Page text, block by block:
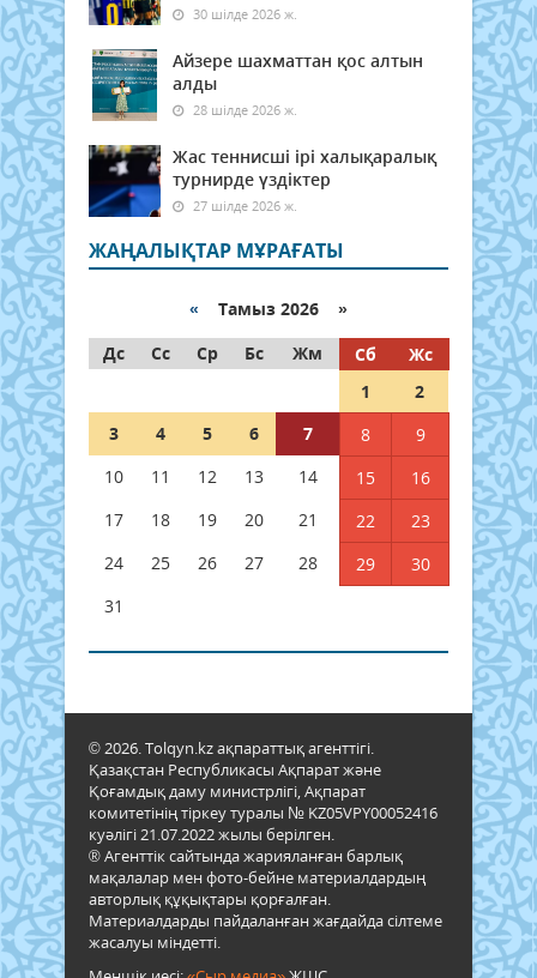
30 шілде 2026 ж.
Айзере шахматтан қос алтын
алды
28 шілде 2026 ж.
Жас теннисші ірі халықаралық
турнирде үздіктер
27 шілде 2026 ж.
ЖАҢАЛЫҚТАР МҰРАҒАТЫ
« Тамыз 2026 »
Дс
Сс Ср Бс Жм Сб
Жс
1
2
3
4 5 6 7 8
9
10
11 12 13 14 15
16
17
18 19 20 21 22
23
24
25 26 27 28 29
30
31
© 2026. Tolqyn.kz ақпараттық агенттігі.
Қазақстан Республикасы Ақпарат және
Қоғамдық даму министрлігі, Ақпарат
комитетінің тіркеу туралы № KZ05VPY00052416
куәлігі 21.07.2022 жылы берілген.
® Агенттік сайтында жарияланған барлық
мақалалар мен фото-бейне материалдардың
авторлық құқықтары қорғалған.
Материалдарды пайдаланған жағдайда сілтеме
жасалуы міндетті.